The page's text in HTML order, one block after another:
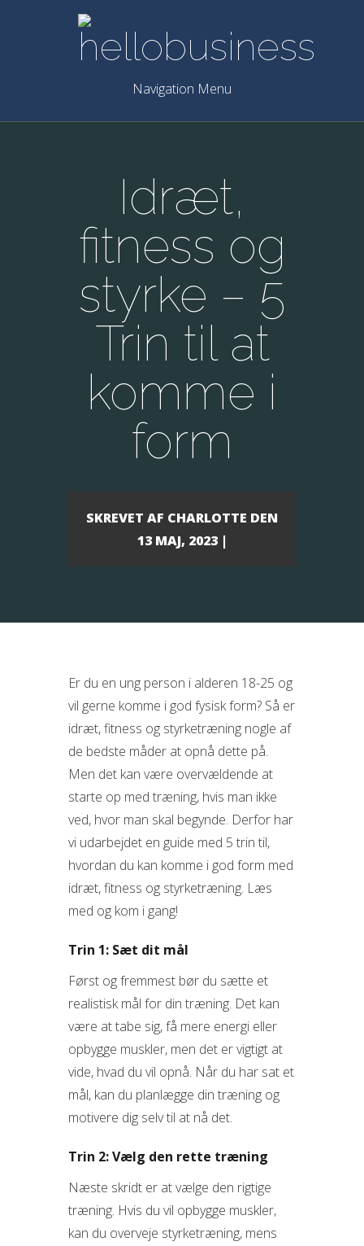
Navigation Menu
Idræt,
fitness og
styrke – 5
Trin til at
komme i
form
SKREVET AF CHARLOTTE DEN
13 MAJ, 2023 |
Er du en ung person i alderen 18-25 og
vil gerne komme i god fysisk form? Så er
idræt, fitness og styrketræning nogle af
de bedste måder at opnå dette på.
Men det kan være overvældende at
starte op med træning, hvis man ikke
ved, hvor man skal begynde. Derfor har
vi udarbejdet en guide med 5 trin til,
hvordan du kan komme i god form med
idræt, fitness og styrketræning. Læs
med og kom i gang!
Trin 1: Sæt dit mål
Først og fremmest bør du sætte et
realistisk mål for din træning. Det kan
være at tabe sig, få mere energi eller
opbygge muskler, men det er vigtigt at
vide, hvad du vil opnå. Når du har sat et
mål, kan du planlægge din træning og
motivere dig selv til at nå det.
Trin 2: Vælg den rette træning
Næste skridt er at vælge den rigtige
træning. Hvis du vil opbygge muskler,
kan du overveje styrketræning, mens